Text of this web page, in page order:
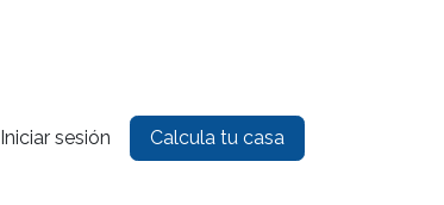
Iniciar sesión Calcula tu casa